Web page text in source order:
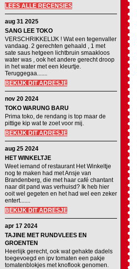
LEES ALLE RECENSIES
aug 31 2025
SANG LEE TOKO
VERSCHRIKKELIJK ! Wat een tegenvaller
vandaag. 2 gerechten gehaald , 1 met
sate saus hetgeen lichtbruin smaakloos
water was , ook het andere gerecht droop
in het water met een kleurtje.
Teruggegaa.......
BEKIJK DIT ADRESJE
nov 20 2024
TOKO WARUNG BARU
Prima toko, de rendang is top maar de
pittige kip wat te zoet voor mij.
BEKIJK DIT ADRESJE
aug 25 2024
HET WINKELTJE
Weet iemand of restaurant Het Winkeltje
nog te maken had met Ansje van
Brandenberg, die met haar café chantant
naar dit pand was verhuisd? Ik heb hier
ooit wel gegeten en het had wel een zeker
entert.......
BEKIJK DIT ADRESJE
apr 17 2024
TAJINE MET RUNDVLEES EN
GROENTEN
Heerlijk gerecht, ook wat gehakte dadels
toegevoegd en ipv tomaten een pakje
tomatenblokjes met knoflook genomen.